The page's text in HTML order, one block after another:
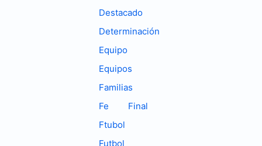
Destacado
Determinación
Equipo
Equipos
Familias
Fe
Final
Ftubol
Futbol